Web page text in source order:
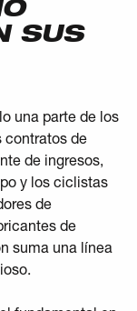
SUS
una parte de los
contratos de
de ingresos,
y los ciclistas
de
de
suma una línea